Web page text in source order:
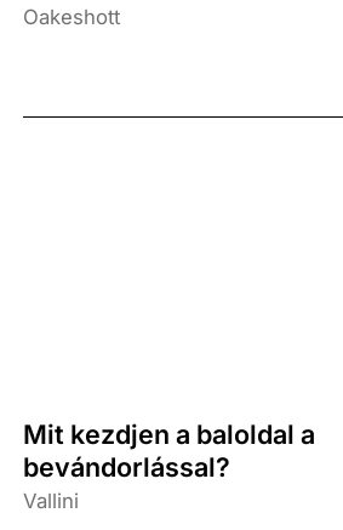
Oakeshott
Mit kezdjen a baloldal a
bevándorlással?
Vallini